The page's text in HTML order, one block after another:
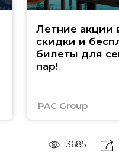
Летние акции
скидки и
билеты для
пар!
PAC Group
13685